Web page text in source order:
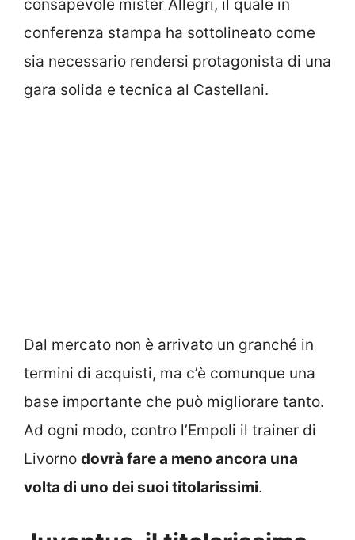
consapevole mister Allegri, il quale in
conferenza stampa ha sottolineato come
sia necessario rendersi protagonista di una
gara solida e tecnica al Castellani.
Dal mercato non è arrivato un granché in
termini di acquisti, ma c’è comunque una
base importante che può migliorare tanto.
Ad ogni modo, contro l’Empoli il trainer di
Livorno dovrà fare a meno ancora una
volta di uno dei suoi titolarissimi.